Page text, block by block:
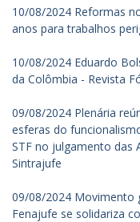
10/08/2024 Reformas
anos para trabalhos
10/08/2024 Eduardo
da Colômbia - Revista
09/08/2024 Plenária
esferas do
STF no julgamento das
Sintrajufe
09/08/2024 Movimento
Fenajufe se solidariza